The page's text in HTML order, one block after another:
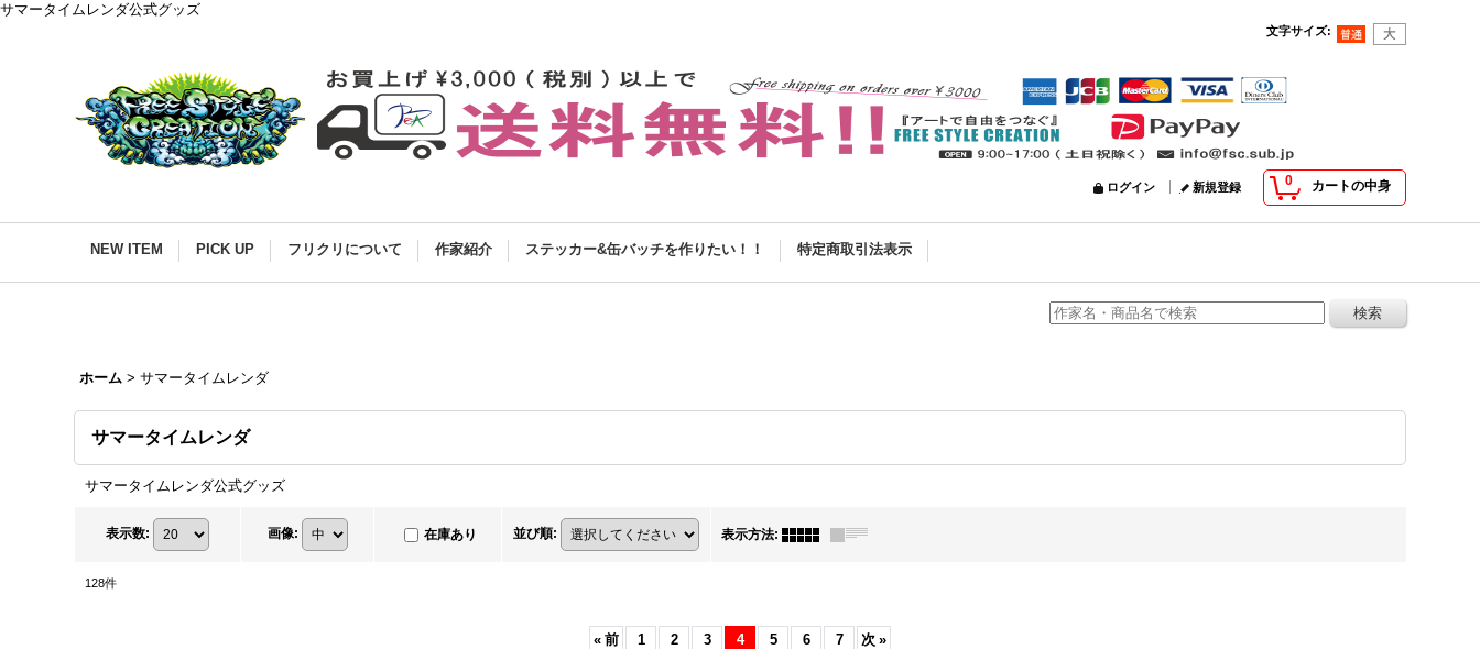
サマータイムレンダ公式グッズ
文字サイズ:
0 カートの中身
ログイン 新規登録
NEW ITEM PICK UP フリクリについて 作家紹介 ステッカー&缶バッチを作りたい！！ 特定商取引法表示
ホーム > サマータイムレンダ
サマータイムレンダ
サマータイムレンダ公式グッズ
表示数: 画像: 在庫あり 並び順: 表示方法:
128件
« 前 1 2 3 4 5 6 7 次 »